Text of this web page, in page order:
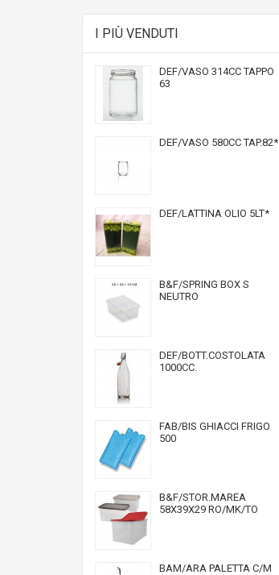
I PIÙ VENDUTI
DEF/VASO 314CC TAPPO
63
DEF/VASO 580CC TAP.82*
DEF/LATTINA OLIO 5LT*
B&F/SPRING BOX S
NEUTRO
DEF/BOTT.COSTOLATA
1000CC.
FAB/BIS GHIACCI FRIGO
500
B&F/STOR.MAREA
58X39X29 RO/MK/TO
BAM/ARA PALETTA C/M